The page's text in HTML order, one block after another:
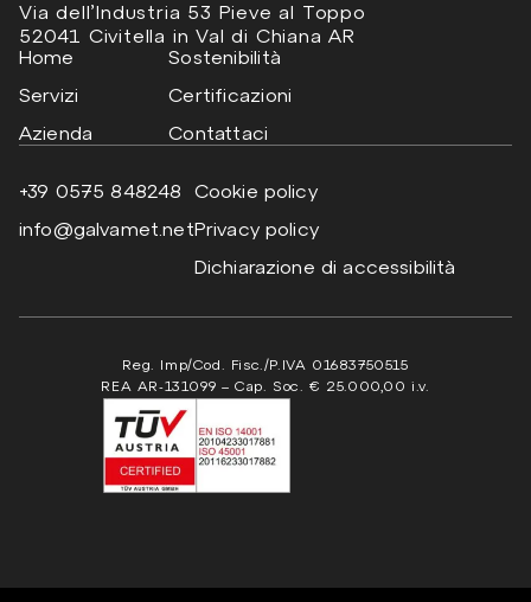
Via dell’Industria 53 Pieve al Toppo
52041 Civitella in Val di Chiana AR
Home
Servizi
Azienda
Sostenibilità
Certificazioni
Contattaci
+39 0575 848248
info@galvamet.net
Cookie policy
Privacy policy
Dichiarazione di accessibilità
Reg. Imp/Cod. Fisc./P.IVA 01683750515
REA AR-131099 – Cap. Soc. € 25.000,00 i.v.